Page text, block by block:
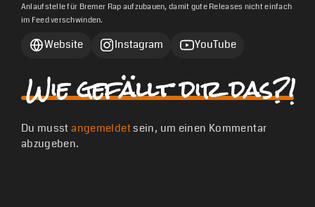
Anlaufstelle für Bremer Rap aufzubauen, damit gute Releases nicht einfach
im Feed verschwinden.
Website Instagram YouTube
Wie gefällt dir das?!
Du musstangemeldetsein, um einen Kommentar
abzugeben.